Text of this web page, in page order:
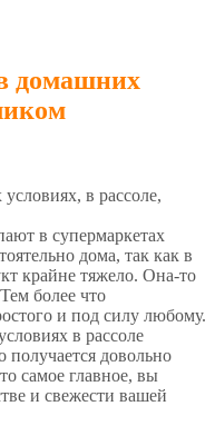
домашних
в супермаркетах
дома, так как в
крайне тяжело. Она-то
Тем более что
и под силу любому.
в рассоле
получается довольно
самое главное, вы
и свежести вашей